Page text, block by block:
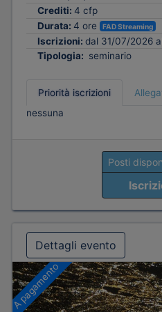
Crediti: 4 cfp
Durata: 4 ore FAD Streaming
Iscrizioni: dal 31/07/2026
Tipologia: seminario
Priorità iscrizioni
nessuna
Posti
Dettagli evento
A pagamento